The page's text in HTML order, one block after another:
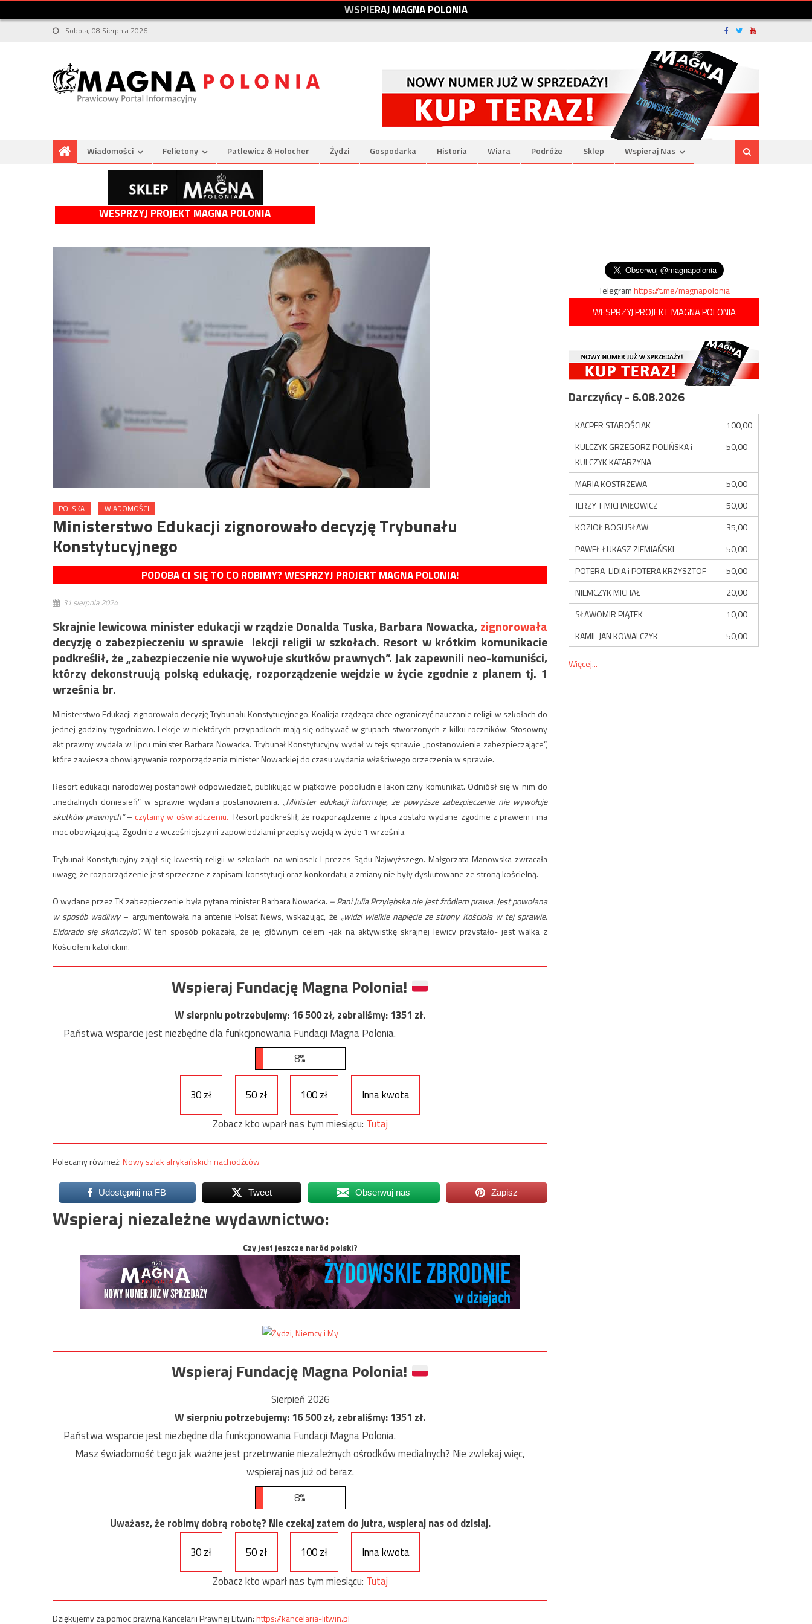
WSPIERAJMAGNAPOLONIA
Sobota, 08 Sierpnia 2026
Wiadomości Felietony Patlewicz & Holocher Żydzi Gospodarka Historia Wiara Podróże Sklep Wspieraj Nas
WESPRZYJ PROJEKT MAGNA POLONIA
POLSKA WIADOMOŚCI
Ministerstwo Edukacji zignorowało decyzję Trybunału
Konstytucyjnego
PODOBA CI SIĘ TO CO ROBIMY? WESPRZYJ PROJEKT MAGNA POLONIA!
31 sierpnia 2024
Skrajnie lewicowa minister edukacji w rządzie Donalda Tuska, Barbara Nowacka,zignorowała
decyzję o zabezpieczeniu w sprawie lekcji religii w szkołach. Resort w krótkim komunikacie
podkreślił, że „zabezpieczenie nie wywołuje skutków prawnych”. Jak zapewnili neo-komuniści,
którzy dekonstruują polską edukację, rozporządzenie wejdzie w życie zgodnie z planem tj. 1
września br.
Ministerstwo Edukacji zignorowało decyzję Trybunału Konstytucyjnego. Koalicja rządząca chce ograniczyć nauczanie religii w szkołach do
jednej godziny tygodniowo. Lekcje w niektórych przypadkach mają się odbywać w grupach stworzonych z kilku roczników. Stosowny
akt prawny wydała w lipcu minister Barbara Nowacka. Trybunał Konstytucyjny wydał w tejs sprawie „postanowienie zabezpieczające”,
które zawiesza obowiązywanie rozporządzenia minister Nowackiej do czasu wydania właściwego orzeczenia w sprawie.
Resort edukacji narodowej postanowił odpowiedzieć, publikując w piątkowe popołudnie lakoniczny komunikat. Odniósł się w nim do
„medialnych doniesień” w sprawie wydania postanowienia. „Minister edukacji informuje, że powyższe zabezpieczenie nie wywołuje
skutków prawnych”– czytamy w oświadczeniu. Resort podkreślił, że rozporządzenie z lipca zostało wydane zgodnie z prawem i ma
moc obowiązującą. Zgodnie z wcześniejszymi zapowiedziami przepisy wejdą w życie 1 września.
Trybunał Konstytucyjny zajął się kwestią religii w szkołach na wniosek I prezes Sądu Najwyższego. Małgorzata Manowska zwracała
uwagę, że rozporządzenie jest sprzeczne z zapisami konstytucji oraz konkordatu, a zmiany nie były dyskutowane ze stroną kościelną.
O wydane przez TK zabezpieczenie była pytana minister Barbara Nowacka. – Pani Julia Przyłębska nie jest źródłem prawa. Jest powołana
w sposób wadliwy– argumentowała na antenie Polsat News, wskazując, że „widzi wielkie napięcie ze strony Kościoła w tej sprawie.
Eldorado się skończyło”.W ten sposób pokazała, że jej głównym celem -jak na aktywistkę skrajnej lewicy przystało- jest walka z
Kościołem katolickim.
Wspieraj Fundację Magna Polonia!
W sierpniu potrzebujemy:16 500zł, zebraliśmy:1351 zł.
Państwa wsparcie jest niezbędne dla funkcjonowania Fundacji Magna Polonia.
8%
30 zł 50 zł 100 zł
Inna kwota
Zobacz kto wparł nas tym miesiącu: Tutaj
Polecamy również:Nowy szlak afrykańskich nachodźców
Udostępnij na FB Tweet Obserwuj nas Zapisz
Wspieraj niezależne wydawnictwo:
Czy jest jeszcze naród polski?
Wspieraj Fundację Magna Polonia!
Sierpień 2026
W sierpniu potrzebujemy:16 500zł, zebraliśmy:1351 zł.
Państwa wsparcie jest niezbędne dla funkcjonowania Fundacji Magna Polonia.
Masz świadomość tego jak ważne jest przetrwanie niezależnych ośrodków medialnych? Nie zwlekaj więc,
wspieraj nas już od teraz.
8%
Uważasz, że robimy dobrą robotę? Nie czekaj zatem do jutra, wspieraj nas od dzisiaj.
30 zł
50 zł 100 zł
Inna kwota
Zobacz kto wparł nas tym miesiącu: Tutaj
Dziękujemy za pomoc prawną Kancelarii Prawnej Litwin:https://kancelaria-litwin.pl
Telegramhttps://t.me/magnapolonia
WESPRZYJ PROJEKT MAGNA POLONIA
Darczyńcy - 6.08.2026
KACPER STAROŚCIAK
100,00
KULCZYK GRZEGORZ POLIŃSKA i
KULCZYK KATARZYNA
50,00
MARIA KOSTRZEWA
50,00
JERZY T MICHAJŁOWICZ
50,00
KOZIOŁ BOGUSŁAW
35,00
PAWEŁ ŁUKASZ ZIEMIAŃSKI
50,00
POTERA LIDIA i POTERA KRZYSZTOF
50,00
NIEMCZYK MICHAŁ
20,00
SŁAWOMIR PIĄTEK
10,00
KAMIL JAN KOWALCZYK
50,00
Więcej...